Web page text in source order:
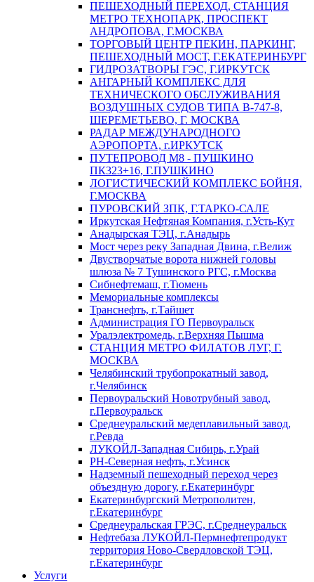
ПЕШЕХОДНЫЙ ПЕРЕХОД, СТАНЦИЯ
МЕТРО ТЕХНОПАРК, ПРОСПЕКТ
АНДРОПОВА, Г.МОСКВА
ТОРГОВЫЙ ЦЕНТР ПЕКИН, ПАРКИНГ,
ПЕШЕХОДНЫЙ МОСТ, Г.ЕКАТЕРИНБУРГ
ГИДРОЗАТВОРЫ ГЭС, Г.ИРКУТСК
АНГАРНЫЙ КОМПЛЕКС ДЛЯ
ТЕХНИЧЕСКОГО ОБСЛУЖИВАНИЯ
ВОЗДУШНЫХ СУДОВ ТИПА В-747-8,
ШЕРЕМЕТЬЕВО, Г. МОСКВА
РАДАР МЕЖДУНАРОДНОГО
АЭРОПОРТА, г.ИРКУТСК
ПУТЕПРОВОД М8 - ПУШКИНО
ПК323+16, Г.ПУШКИНО
ЛОГИСТИЧЕСКИЙ КОМПЛЕКС БОЙНЯ,
Г.МОСКВА
ПУРОВСКИЙ ЗПК, Г.ТАРКО-САЛЕ
Иркутская Нефтяная Компания, г.Усть-Кут
Анадырская ТЭЦ, г.Анадырь
Мост через реку Западная Двина, г.Велиж
Двустворчатые ворота нижней головы
шлюза № 7 Тушинского РГС, г.Москва
Сибнефтемаш, г.Тюмень
Мемориальные комплексы
Транснефть, г.Тайшет
Администрация ГО Первоуральск
Уралэлектромедь, г.Верхняя Пышма
СТАНЦИЯ МЕТРО ФИЛАТОВ ЛУГ, Г.
МОСКВА
Челябинский трубопрокатный завод,
г.Челябинск
Первоуральский Новотрубный завод,
г.Первоуральск
Среднеуральский медеплавильный завод,
г.Ревда
ЛУКОЙЛ-Западная Сибирь, г.Урай
РН-Северная нефть, г.Усинск
Надземный пешеходный переход через
объездную дорогу, г.Екатеринбург
Екатеринбургский Метрополитен,
г.Екатеринбург
Среднеуральская ГРЭС, г.Среднеуральск
Нефтебаза ЛУКОЙЛ-Пермнефтепродукт
территория Ново-Свердловской ТЭЦ,
г.Екатеринбург
Услуги